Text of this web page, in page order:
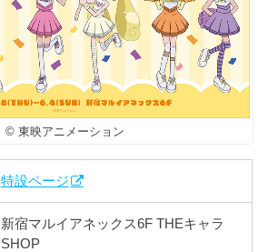
© 東映アニメーション
特設ページ
新宿マルイアネックス6F THEキャラ
SHOP